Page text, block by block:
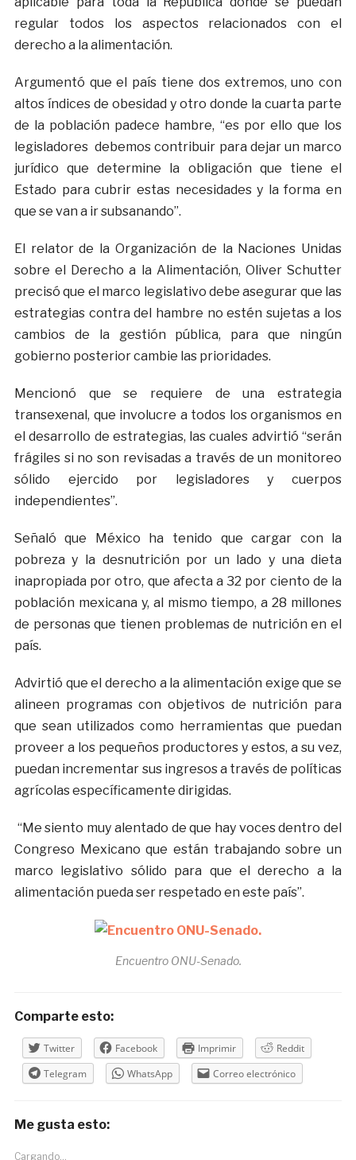
regular todos los aspectos relacionados con el
derecho a la alimentación.
Argumentó que el país tiene dos extremos, uno con
altos índices de obesidad y otro donde la cuarta parte
de la población padece hambre, “es por ello que los
legisladores debemos contribuir para dejar un marco
jurídico que determine la obligación que tiene el
Estado para cubrir estas necesidades y la forma en
que se van a ir subsanando”.
El relator de la Organización de la Naciones Unidas
sobre el Derecho a la Alimentación, Oliver Schutter
precisó que el marco legislativo debe asegurar que las
estrategias contra del hambre no estén sujetas a los
cambios de la gestión pública, para que ningún
gobierno posterior cambie las prioridades.
Mencionó que se requiere de una estrategia
transexenal, que involucre a todos los organismos en
el desarrollo de estrategias, las cuales advirtió “serán
frágiles si no son revisadas a través de un monitoreo
sólido ejercido por legisladores y cuerpos
independientes”.
Señaló que México ha tenido que cargar con la
pobreza y la desnutrición por un lado y una dieta
inapropiada por otro, que afecta a 32 por ciento de la
población mexicana y, al mismo tiempo, a 28 millones
de personas que tienen problemas de nutrición en el
país.
Advirtió que el derecho a la alimentación exige que se
alineen programas con objetivos de nutrición para
que sean utilizados como herramientas que puedan
proveer a los pequeños productores y estos, a su vez,
puedan incrementar sus ingresos a través de políticas
agrícolas específicamente dirigidas.
“Me siento muy alentado de que hay voces dentro del
Congreso Mexicano que están trabajando sobre un
marco legislativo sólido para que el derecho a la
alimentación pueda ser respetado en este país”.
Encuentro ONU-Senado.
Comparte esto:
Twitter Facebook Imprimir
Reddit
Telegram
WhatsApp Correo electrónico
Me gusta esto:
Cargando...